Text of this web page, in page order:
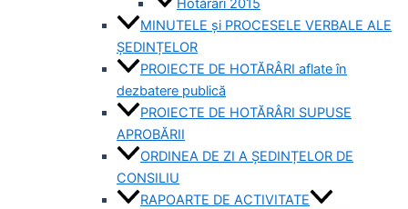
MINUTELE și PROCESELE VERBALE ALE
ȘEDINȚELOR
PROIECTE DE HOTĂRÂRI aflate în
dezbatere publică
PROIECTE DE HOTĂRÂRI SUPUSE
APROBĂRII
ORDINEA DE ZI A ȘEDINȚELOR DE
CONSILIU
RAPOARTE DE ACTIVITATE